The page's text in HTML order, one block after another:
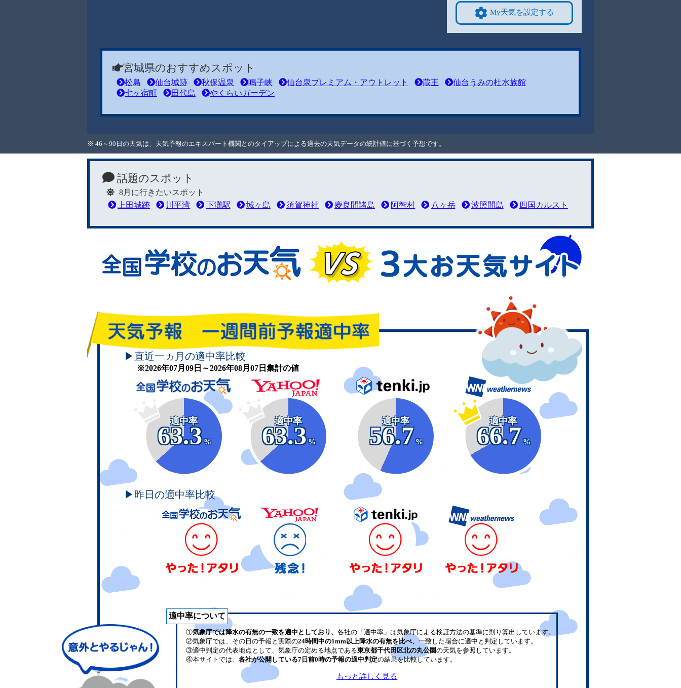
My天気を設定する
宮城県のおすすめスポット
松島 仙台城跡 秋保温泉 鳴子峡 仙台泉プレミアム・アウトレット 蔵王
仙台うみの杜水族館
七ヶ宿町
田代島 やくらいガーデン
※ 46～90日の天気は、天気予報のエキスパート機関とのタイアップによる過去の天気データの統計値に基づく予想です。
話題のスポット
8月に行きたいスポット
上田城跡
川平湾 下灘駅 城ヶ島 須賀神社 慶良間諸島 阿智村 八ヶ岳 波照間島 四国カルスト
▶直近一ヵ月の適中率比較
※2026年07月09日～2026年08月07日集計の値
適中率
63.3
%
適中率
63.3
%
適中率
56.7
%
適中率
66.7
%
▶昨日の適中率比較
適中率について
①気象庁では降水の有無の一致を適中としており、 各社の「適中率」は気象庁による検証方法の基準に則り算出しています。
②気象庁では、その日の予報と実際の24時間中の1mm以上降水の有無を比べ、 一致した場合に適中と判定しています。
③適中判定の代表地点として、気象庁の定める地点である東京都千代田区北の丸公園の天気を参照しています。
④本サイトでは、 各社が公開している7日前0時の予報の適中判定の結果を比較しています。
もっと詳しく見る